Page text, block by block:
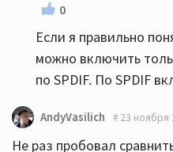
0
Если я правильно
можно включить
по SPDIF. По SPDIF
AndyVasilich 23 ноября
Не раз пробовал